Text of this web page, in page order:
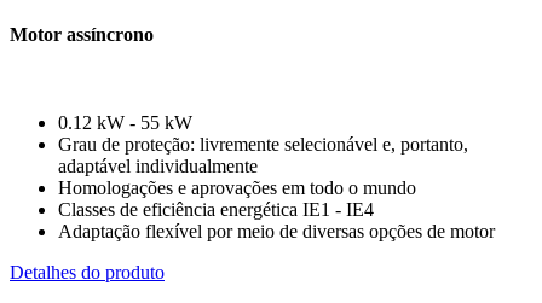
Motor assíncrono
0.12 kW - 55 kW
Grau de proteção: livremente selecionável e, portanto,
adaptável individualmente
Homologações e aprovações em todo o mundo
Classes de eficiência energética IE1 - IE4
Adaptação flexível por meio de diversas opções de motor
Detalhes do produto